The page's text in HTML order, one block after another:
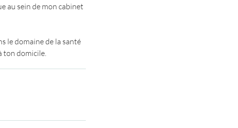
au sein de mon cabinet
le domaine de la santé